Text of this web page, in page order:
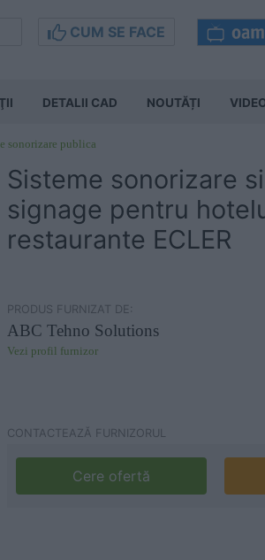
CUM SE FACE
DETALII CAD NOUTĂȚI
sonorizare publica
Sisteme sonorizare
signage pentru
restaurante ECLER
PRODUS FURNIZAT DE:
ABC Tehno Solutions
Vezi profil furnizor
CONTACTEAZĂ FURNIZORUL
Cere ofertă